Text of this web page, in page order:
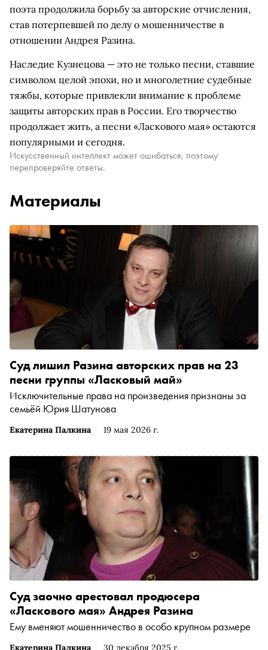
поэта продолжила борьбу за авторские отчисления,
став потерпевшей по делу о мошенничестве в
отношении Андрея Разина.
Наследие Кузнецова — это не только песни, ставшие
символом целой эпохи, но и многолетние судебные
тяжбы, которые привлекли внимание к проблеме
защиты авторских прав в России. Его творчество
продолжает жить, а песни «Ласкового мая» остаются
популярными и сегодня.
Искусственный интеллект может ошибаться, поэтому
перепроверяйте ответы.
Материалы
Екатерина Палкина 19 мая 2026 г.
Суд лишил Разина авторских прав на 23
песни группы «Ласковый май»
Исключительные права на произведения признаны за
семьёй Юрия Шатунова
Екатерина Палкина 30 декабря 2025 г.
Суд заочно арестовал продюсера
«Ласкового мая» Андрея Разина
Ему вменяют мошенничество в особо крупном размере